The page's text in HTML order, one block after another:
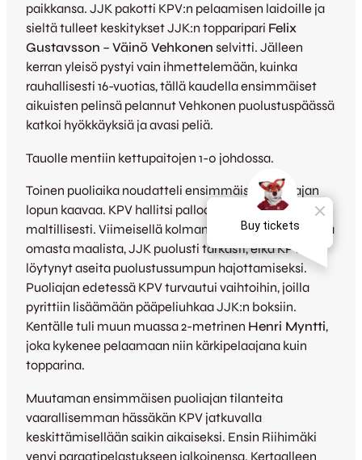
paikkansa. JJK pakotti KPV:n pelaamisen laidoille ja
sieltä tulleet keskitykset JJK:n topparipari Felix
Gustavsson – Väinö Vehkonen selvitti. Jälleen
kerran yleisö pystyi vain ihmettelemään, kuinka
rauhallisesti 16-vuotias, tällä kaudella ensimmäiset
aikuisten pelinsä pelannut Vehkonen puolustuspäässä
katkoi hyökkäyksiä ja avasi peliä.
Tauolle mentiin kettupaitojen 1-0 johdossa.
Toinen puoliaika noudatteli ensimmäisen puoliajan
lopun kaavaa. KPV hallitsi palloa, ja JJK prässäsi
maltillisesti. Viimeisellä kolmanneksella, 25-30 metriä
omasta maalista, JJK puolusti tarkasti, eikä KPV:ltä
löytynyt aseita puolustussumpun hajottamiseksi.
Puoliajan edetessä KPV turvautui vaihtoihin, joilla
pyrittiin lisäämään pääpeliuhkaa JJK:n boksiin.
Kentälle tuli muun muassa 2-metrinen Henri Myntti,
joka kykenee pelaamaan niin kärkipelaajana kuin
topparina.
Muutaman ensimmäisen puoliajan tilanteita
vaarallisemman hässäkän KPV jatkuvalla
keskittämisellään saikin aikaiseksi. Ensin Riihimäki
venyi paraatipelastukseen jalkoinensa. Kertaalleen